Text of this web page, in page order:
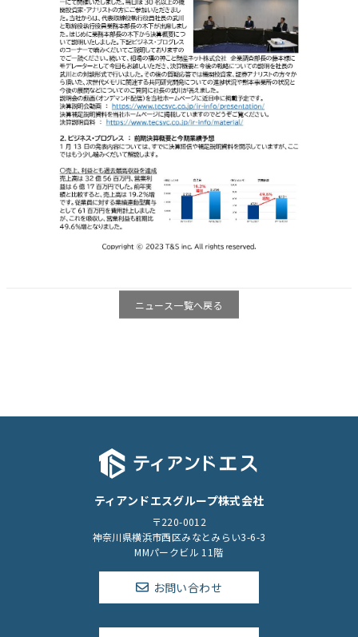
ニュース一覧へ戻る
ティアンドエスグループ株式会社
〒220-0012
神奈川県横浜市西区みなとみらい3-6-3
MMパークビル 11階
お問い合わせ